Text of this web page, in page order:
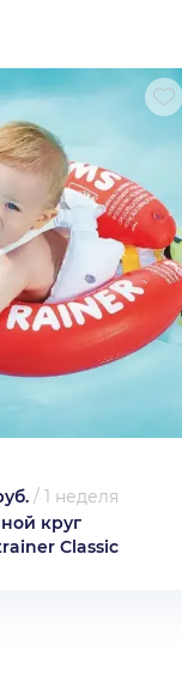
/ 1 неделя
круг
Classic